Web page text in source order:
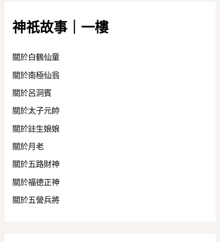
神祇故事｜一樓
關於白鶴仙童
關於南極仙翁
關於呂洞賓
關於太子元帥
關於註生娘娘
關於月老
關於五路財神
關於福德正神
關於五營兵將